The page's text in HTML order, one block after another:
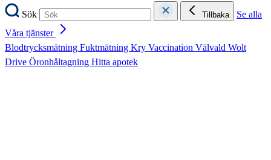
Sök
Tillbaka
Se alla
Våra tjänster
Blodtrycksmätning Fuktmätning Kry Vaccination Välvald Wolt
Drive Öronhåltagning Hitta apotek